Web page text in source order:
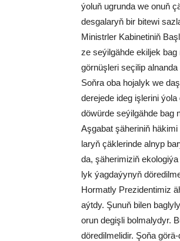
ýo­luň ug­run­da we onuň
des­ga­la­ryň bir bi­te­wi
Mi­nistr­ler Ka­bi­ne­ti­niň
ze se­ýil­gäh­de ekil­jek
gör­nüş­le­ri se­çi­lip
Soň­ra oba ho­ja­lyk we
de­re­je­de ideg iş­le­ri­ni
dö­wür­de se­ýil­gäh­de bag
Aş­ga­bat şä­he­ri­niň
la­ryň çäk­le­rin­de al­nyp
da, şä­he­ri­mi­ziň
lyk ýag­da­ýy­nyň
Hor­mat­ly Pre­zi­den­ti­miz
aýt­dy. Şu­nuň bi­len
orun de­giş­li bol­ma­ly­dyr.
dö­re­dil­me­li­dir. Şo­ňa